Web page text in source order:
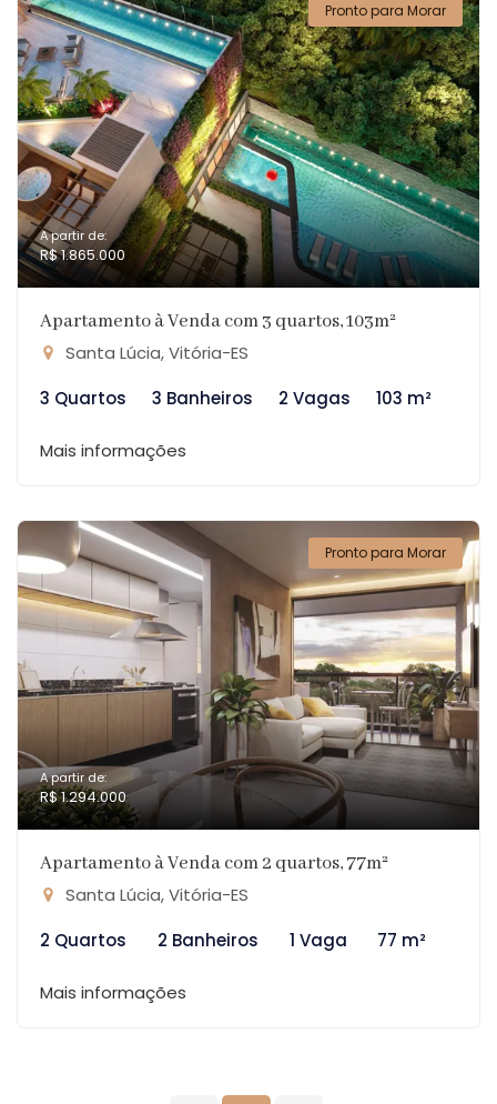
Pronto para Morar
A partir de:
R$ 1.865.000
Apartamento à Venda com 3 quartos, 103m²
Santa Lúcia, Vitória-ES
3 Quartos
3 Banheiros 2 Vagas 103 m²
Mais informações
Pronto para Morar
A partir de:
R$ 1.294.000
Apartamento à Venda com 2 quartos, 77m²
Santa Lúcia, Vitória-ES
2 Quartos
2 Banheiros 1 Vaga 77 m²
Mais informações